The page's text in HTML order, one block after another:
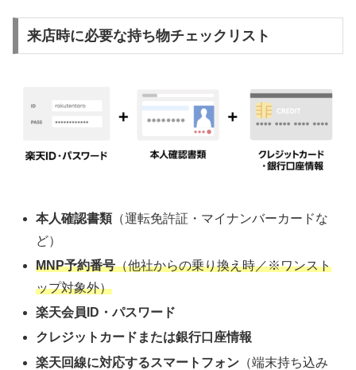
来店時に必要な持ち物チェックリスト
本人確認書類（運転免許証・マイナンバーカードな
ど）
MNP予約番号（他社からの乗り換え時／※ワンスト
ップ対象外）
楽天会員ID・パスワード
クレジットカードまたは銀行口座情報
楽天回線に対応するスマートフォン （端末持ち込み